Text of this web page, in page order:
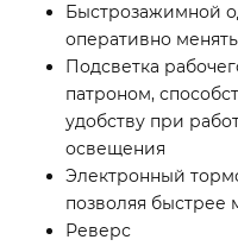
Быстрозажимной
оперативно
Подсветка
патроном,
удобству при
освещения
Электронный
позволяя быстрее
Реверс